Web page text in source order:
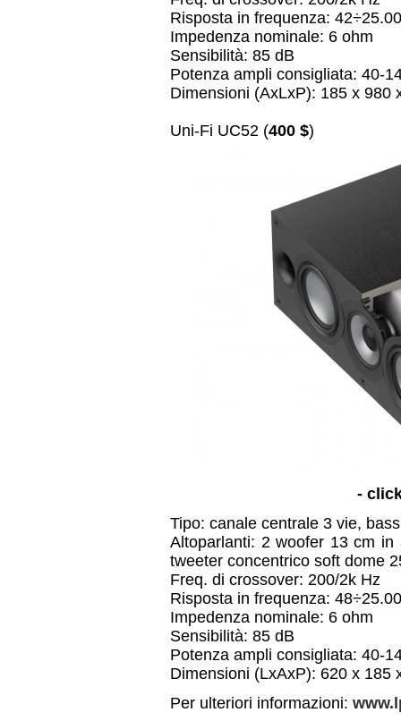
Risposta in frequenza:
Impedenza nominale: 6 ohm
Sensibilità: 85 dB
Potenza ampli consigliata: 40-
Dimensioni (AxLxP): 185 x 980
Uni-Fi UC52 (400 $)
-
Tipo: canale centrale 3 vie,
Altoparlanti: 2 woofer 13 cm
tweeter concentrico soft dome
Freq. di crossover: 200/2k Hz
Risposta in frequenza:
Impedenza nominale: 6 ohm
Sensibilità: 85 dB
Potenza ampli consigliata: 40-
Dimensioni (LxAxP): 620 x 185
Per ulteriori informazioni: